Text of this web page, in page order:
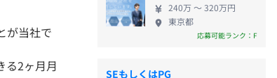
が当社で
る2ヶ月月
240万 〜 320万円
東京都
応募可能ランク：F
SEもしくはPG